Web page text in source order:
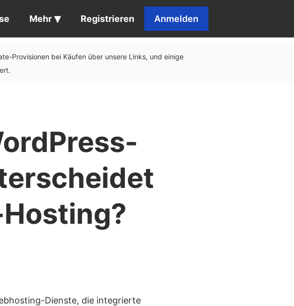
Mehr Registrieren Anmelden
Provisionen bei Käufen über unsere Links, und einige
Dienste, die integrierte